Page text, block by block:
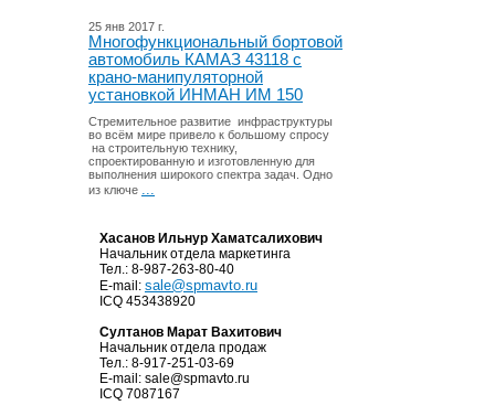
25 янв 2017 г.
Многофункциональный бортовой
автомобиль КАМАЗ 43118 с
крано-манипуляторной
установкой ИНМАН ИМ 150
Стремительное развитие инфраструктуры
во всём мире привело к большому спросу
на строительную технику,
спроектированную и изготовленную для
выполнения широкого спектра задач. Одно
из ключе ...
Хасанов Ильнур Хаматсалихович
Начальник отдела маркетинга
Тел.: 8-987-263-80-40
E-mail: sale@spmavto.ru
ICQ 453438920
Султанов Марат Вахитович
Начальник отдела продаж
Тел.: 8-917-251-03-69
E-mail: sale@spmavto.ru
ICQ 7087167